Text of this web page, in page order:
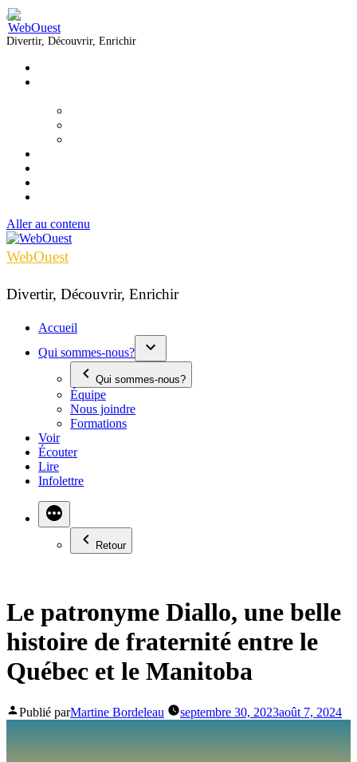
Divertir, Découvrir, Enrichir
Aller au contenu
WebOuest
Divertir, Découvrir, Enrichir
Accueil
Qui sommes-nous?
Qui sommes-nous?
Équipe
Nous joindre
Formations
Voir
Écouter
Lire
Infolettre
Retour
Le patronyme Diallo, une belle
histoire de fraternité entre le
Québec et le Manitoba
Publié parMartine Bordeleau septembre 30, 2023août 7, 2024